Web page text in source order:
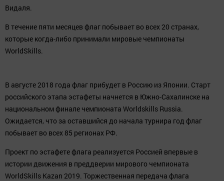
Видаля.
В течение пяти месяцев флаг побывает во всех 20 странах,
которые когда-либо принимали мировые чемпионаты
WorldSkills.
В августе 2018 года флаг прибудет в Россию из Японии. Старт
российского этапа эстафеты начнется в Южно-Сахалинске на
национальном финале чемпионата Worldskills Russia.
Ожидается, что за оставшийся до начала турнира год флаг
побывает во всех 85 регионах РФ.
Проект по эстафете флага реализуется Россией впервые в
истории движения в преддверии мирового чемпионата
WorldSkills Kazan 2019. Торжественная передача флага